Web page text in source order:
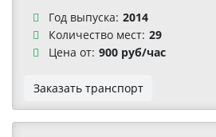
Год выпуска: 2014
Количество мест: 29
Цена от: 900 руб/час
Заказать транспорт